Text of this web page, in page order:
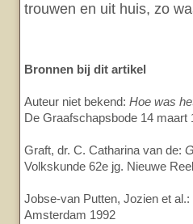
trouwen en uit huis, zo
Bronnen bij dit artikel
Auteur niet bekend: Hoe was
De Graafschapsbode 14 maart
Graft, dr. C. Catharina van de:
Volkskunde 62e jg. Nieuwe
Jobse-van Putten, Jozien et al.:
Amsterdam 1992